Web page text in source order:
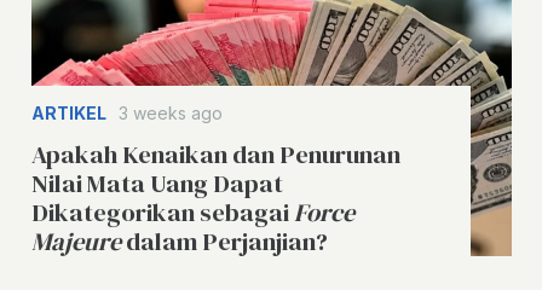
ARTIKEL 3 weeks ago
Apakah Kenaikan dan Penurunan
Nilai Mata Uang Dapat
Dikategorikan sebagaiForce
Majeuredalam Perjanjian?